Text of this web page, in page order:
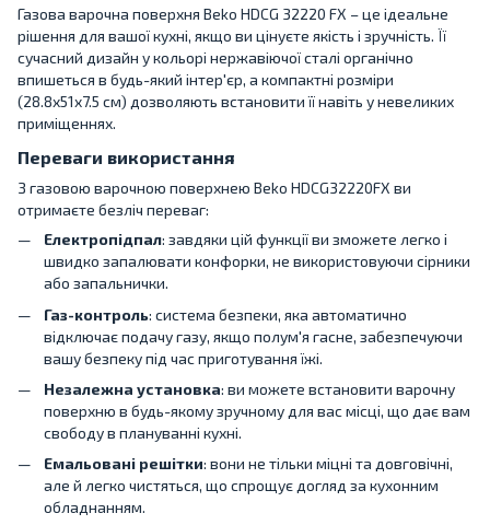
Газова варочна поверхня Beko HDCG 32220 FX – це ідеальне
рішення для вашої кухні, якщо ви цінуєте якість і зручність. Її
сучасний дизайн у кольорі нержавіючої сталі органічно
впишеться в будь-який інтер'єр, а компактні розміри
(28.8x51x7.5 см) дозволяють встановити її навіть у невеликих
приміщеннях.
Переваги використання
З газовою варочною поверхнею Beko HDCG32220FX ви
отримаєте безліч переваг:
Електропідпал: завдяки цій функції ви зможете легко і
швидко запалювати конфорки, не використовуючи сірники
або запальнички.
Газ-контроль: система безпеки, яка автоматично
відключає подачу газу, якщо полум'я гасне, забезпечуючи
вашу безпеку під час приготування їжі.
Незалежна установка: ви можете встановити варочну
поверхню в будь-якому зручному для вас місці, що дає вам
свободу в плануванні кухні.
Емальовані решітки: вони не тільки міцні та довговічні,
але й легко чистяться, що спрощує догляд за кухонним
обладнанням.